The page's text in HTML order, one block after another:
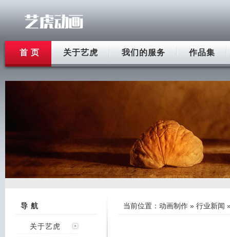
首 页 关于艺虎 我们的服务 作品集
导 航
关于艺虎
当前位置： 动画制作 » 行业新闻